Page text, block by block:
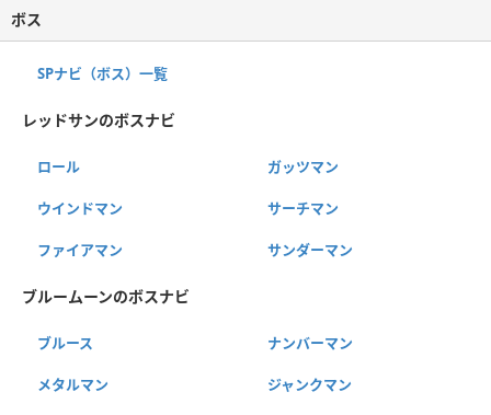
ボス
SPナビ（ボス）一覧
レッドサンのボスナビ
ロール ガッツマン
ウインドマン サーチマン
ファイアマン サンダーマン
ブルームーンのボスナビ
ブルース ナンバーマン
メタルマン ジャンクマン